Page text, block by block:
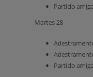
Partido
Martes 28
Partido